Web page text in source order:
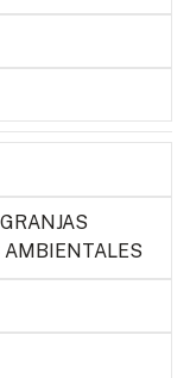
AMBIENTALES